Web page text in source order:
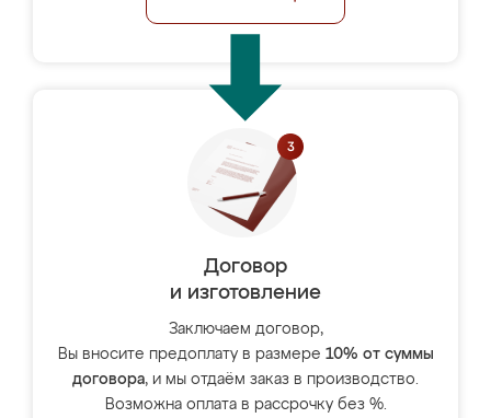
Договор
и изготовление
Заключаем договор,
Вы вносите предоплату в размере 10% от суммы
договора, и мы отдаём заказ в производство.
Возможна оплата в рассрочку без %.